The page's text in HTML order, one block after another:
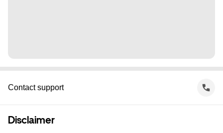
Contact support
Disclaimer